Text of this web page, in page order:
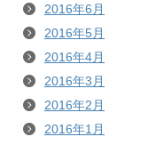
2016年6月
2016年5月
2016年4月
2016年3月
2016年2月
2016年1月